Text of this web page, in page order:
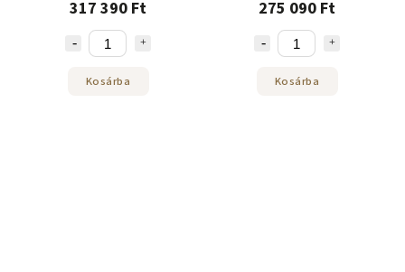
317 390 Ft
Kosárba
275 090 Ft
Kosárba